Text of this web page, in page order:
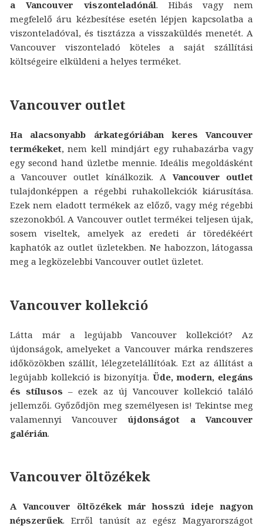
a Vancouver viszonteladónál. Hibás vagy nem
megfelelő áru kézbesítése esetén lépjen kapcsolatba a
viszonteladóval, és tisztázza a visszaküldés menetét. A
Vancouver viszonteladó köteles a saját szállítási
költségeire elküldeni a helyes terméket.
Vancouver outlet
Ha alacsonyabb árkategóriában keres Vancouver
termékeket, nem kell mindjárt egy ruhabazárba vagy
egy second hand üzletbe mennie. Ideális megoldásként
a Vancouver outlet kínálkozik. A Vancouver outlet
tulajdonképpen a régebbi ruhakollekciók kiárusítása.
Ezek nem eladott termékek az előző, vagy még régebbi
szezonokból. A Vancouver outlet termékei teljesen újak,
sosem viseltek, amelyek az eredeti ár töredékéért
kaphatók az outlet üzletekben. Ne habozzon, látogassa
meg a legközelebbi Vancouver outlet üzletet.
Vancouver kollekció
Látta már a legújabb Vancouver kollekciót? Az
újdonságok, amelyeket a Vancouver márka rendszeres
időközökben szállít, lélegzetelállítóak. Ezt az állítást a
legújabb kollekció is bizonyítja.Üde, modern, elegáns
és stílusos – ezek az új Vancouver kollekció találó
jellemzői. Győződjön meg személyesen is! Tekintse meg
valamennyi Vancouver újdonságot a Vancouver
galérián.
Vancouver öltözékek
A Vancouver öltözékek már hosszú ideje nagyon
népszerűek. Erről tanúsít az egész Magyarországot